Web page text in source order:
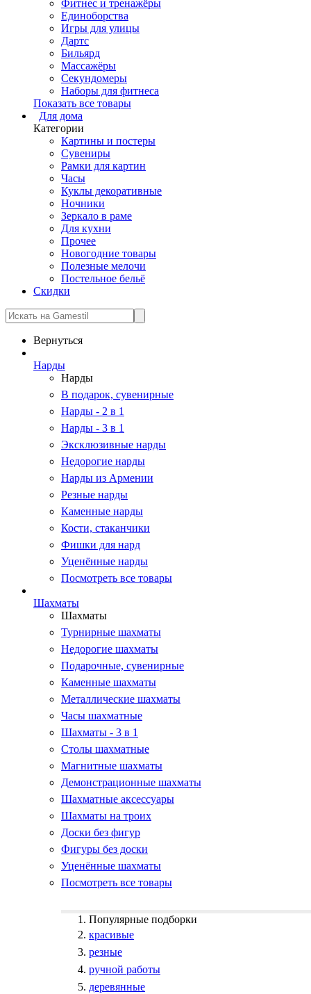
Фитнес и тренажёры
Единоборства
Игры для улицы
Дартс
Бильярд
Массажёры
Секундомеры
Наборы для фитнеса
Показать все товары
Для дома
Категории
Картины и постеры
Сувениры
Рамки для картин
Часы
Куклы декоративные
Ночники
Зеркало в раме
Для кухни
Прочее
Новогодние товары
Полезные мелочи
Постельное бельё
Скидки
Вернуться
Нарды
Нарды
В подарок, сувенирные
Нарды - 2 в 1
Нарды - 3 в 1
Эксклюзивные нарды
Недорогие нарды
Нарды из Армении
Резные нарды
Каменные нарды
Кости, стаканчики
Фишки для нард
Уценённые нарды
Посмотреть все товары
Шахматы
Шахматы
Турнирные шахматы
Недорогие шахматы
Подарочные, сувенирные
Каменные шахматы
Металлические шахматы
Часы шахматные
Шахматы - 3 в 1
Столы шахматные
Магнитные шахматы
Демонстрационные шахматы
Шахматные аксессуары
Шахматы на троих
Доски без фигур
Фигуры без доски
Уценённые шахматы
Посмотреть все товары
Популярные подборки
красивые
резные
ручной работы
деревянные